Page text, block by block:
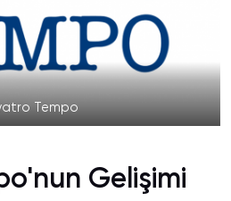
Tempo
Gelişimi